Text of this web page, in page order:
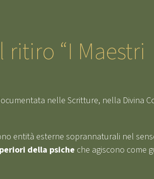
“I Maestri
nelle Scritture, nella Divina
entità esterne soprannaturali nel
della psiche che agiscono come